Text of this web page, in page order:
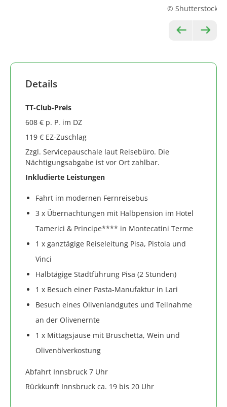
© Shutterstock
arrow_left_alt arrow_right_alt
Details
TT-Club-Preis
608 € p. P. im DZ
119 € EZ-Zuschlag
Zzgl. Servicepauschale laut Reisebüro. Die
Nächtigungsabgabe ist vor Ort zahlbar.
Inkludierte Leistungen
Fahrt im modernen Fernreisebus
3 x Übernachtungen mit Halbpension im Hotel
Tamerici & Principe**** in Montecatini Terme
1 x ganztägige Reiseleitung Pisa, Pistoia und
Vinci
Halbtägige Stadtführung Pisa (2 Stunden)
1 x Besuch einer Pasta-Manufaktur in Lari
Besuch eines Olivenlandgutes und Teilnahme
an der Olivenernte
1 x Mittagsjause mit Bruschetta, Wein und
Olivenölverkostung
Abfahrt Innsbruck 7 Uhr
Rückkunft Innsbruck ca. 19 bis 20 Uhr